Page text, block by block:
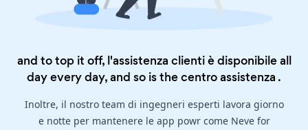
and to top it off, l'assistenza clienti è disponibile all
day every day, and so is thecentro assistenza .
Inoltre, il nostro team di ingegneri esperti lavora giorno
e notte per mantenere le app powr come Neve for